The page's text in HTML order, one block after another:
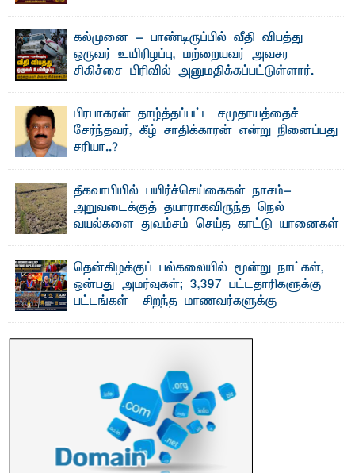
கல்முனை - பாண்டிருப்பில் வீதி விபத்து
ஒருவர் உயிரிழப்பு, மற்றையவர் அவசர
சிகிச்சை பிரிவில் அனுமதிக்கப்பட்டுள்ளார்.
பாண்டிருப்பு ...பிரபாகரன் தாழ்த்தப்பட்ட சமுதாயத்தைச்
சேர்ந்தவர், கீழ் சாதிக்காரன் என்று நினைப்பது
சரியா..?
தீகவாபியில் பயிர்ச்செய்கைகள் நாசம்-
அறுவடைக்குத் தயாராகவிருந்த நெல்
வயல்களை துவம்சம் செய்த காட்டு யானைகள்
காணப்பட்ட பல ...தென்கிழக்குப் பல்கலையில் மூன்று நாட்கள்,
ஒன்பது அமர்வுகள்; 3,397 பட்டதாரிகளுக்கு
பட்டங்கள் – சிறந்த மாணவர்களுக்கு
மற்றும் சிறப்புப் பரிசுகள்